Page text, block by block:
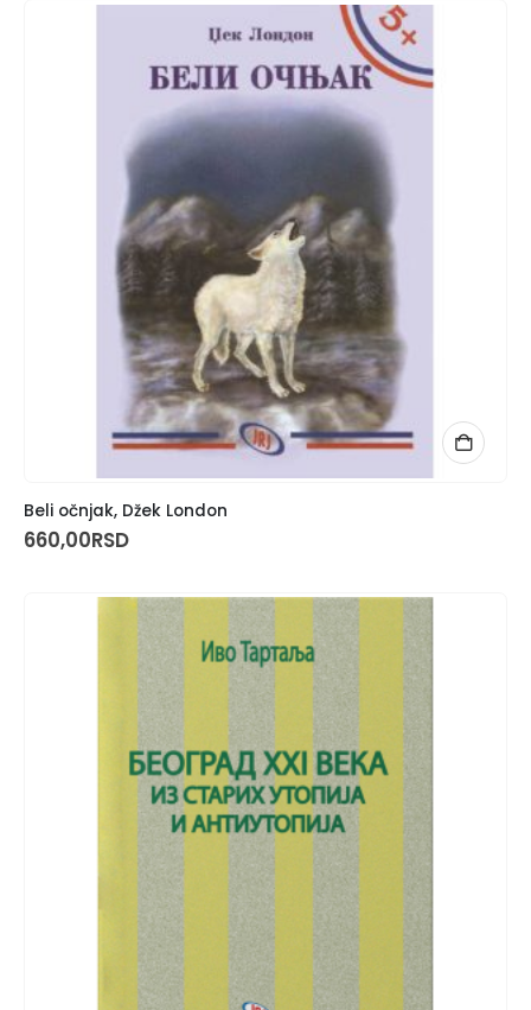
Beli očnjak, Džek London
660,00RSD